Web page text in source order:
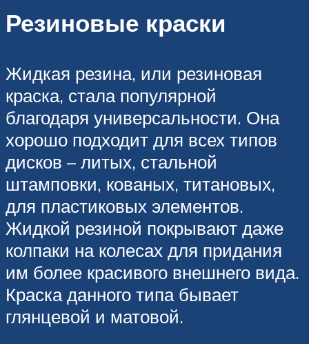
Резиновые краски
Жидкая резина, или резиновая
краска, стала популярной
благодаря универсальности. Она
хорошо подходит для всех типов
дисков – литых, стальной
штамповки, кованых, титановых,
для пластиковых элементов.
Жидкой резиной покрывают даже
колпаки на колесах для придания
им более красивого внешнего вида.
Краска данного типа бывает
глянцевой и матовой.